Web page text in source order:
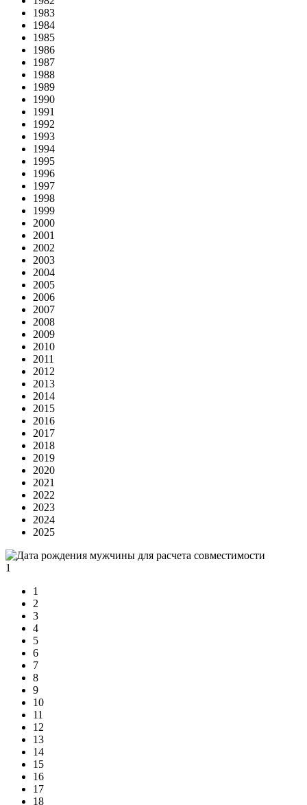
1983
1984
1985
1986
1987
1988
1989
1990
1991
1992
1993
1994
1995
1996
1997
1998
1999
2000
2001
2002
2003
2004
2005
2006
2007
2008
2009
2010
2011
2012
2013
2014
2015
2016
2017
2018
2019
2020
2021
2022
2023
2024
2025
1
1
2
3
4
5
6
7
8
9
10
11
12
13
14
15
16
17
18